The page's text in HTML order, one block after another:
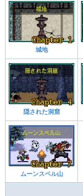
城地
隠された洞窟
ムーンスペル山